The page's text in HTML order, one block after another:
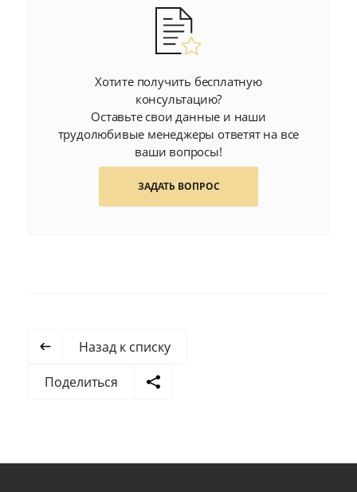
Хотите получить бесплатную
консультацию?
Оставьте свои данные и наши
трудолюбивые менеджеры ответят на все
ваши вопросы!
ЗАДАТЬ ВОПРОС
Назад к списку
Поделиться